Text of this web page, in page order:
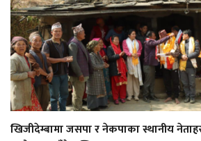
खिजीदेम्बामा जसपा र नेकपाका स्थानीय